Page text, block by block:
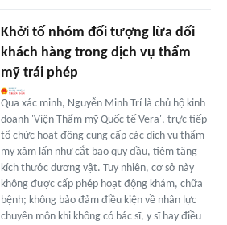
Khởi tố nhóm đối tượng lừa dối
khách hàng trong dịch vụ thẩm
mỹ trái phép
Qua xác minh, Nguyễn Minh Trí là chủ hộ kinh
doanh 'Viện Thẩm mỹ Quốc tế Vera', trực tiếp
tổ chức hoạt động cung cấp các dịch vụ thẩm
mỹ xâm lấn như cắt bao quy đầu, tiêm tăng
kích thước dương vật. Tuy nhiên, cơ sở này
không được cấp phép hoạt động khám, chữa
bệnh; không bảo đảm điều kiện về nhân lực
chuyên môn khi không có bác sĩ, y sĩ hay điều